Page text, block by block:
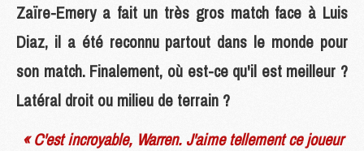
Zaïre-Emery a fait un très gros match face à Luis
Diaz, il a été reconnu partout dans le monde pour
son match. Finalement, où est-ce qu'il est meilleur ?
Latéral droit ou milieu de terrain ?
« C'est incroyable, Warren. J'aime tellement ce joueur